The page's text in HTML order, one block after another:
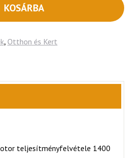
KOSÁRBA
, Otthon és Kert
teljesítményfelvétele 1400